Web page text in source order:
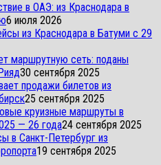
в ОАЭ: из Краснодара в
6 июля 2026
из Краснодара в Батуми с 29
маршрутную сеть: поданы
30 сентября 2025
продажи билетов из
25 сентября 2025
круизные маршруты в
— 26 года24 сентября 2025
в Санкт-Петербург из
19 сентября 2025